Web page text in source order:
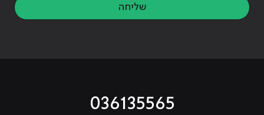
שליחה
036135565